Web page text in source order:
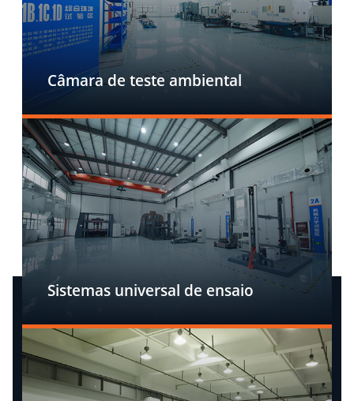
Câmara de teste ambiental
Sistemas universal de ensaio